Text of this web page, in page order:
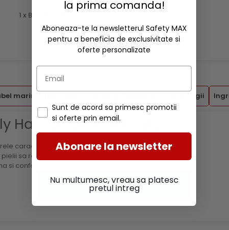
1 x BRETELE HELLY HANSEN 2.0, NEGRE,
STD
marimi HHW - Barbati (cm) Certificari si tehnologii
Hansen Gale Rain Bib
caracteristici:
sa respire 4, 1, X (certificarea
si confort crescut;
la prima comanda!
Aboneaza-te la newsletterul Safety MAX
pentru a beneficia de exclusivitate si
oferte personalizate
Sunt de acord sa primesc promotii
si oferte prin email.
Abonare la newsletter
Nu multumesc, vreau sa platesc
pretul intreg